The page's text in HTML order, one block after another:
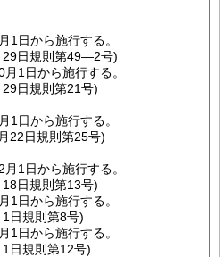
1日から施行する。
29日規則第49―2号)
1日から施行する。
29日規則第21号)
1日から施行する。
22日規則第25号)
1日から施行する。
18日規則第13号)
1日から施行する。
1日規則第8号)
1日から施行する。
1日規則第12号)